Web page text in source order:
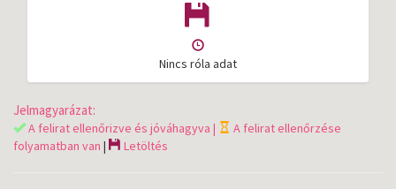
Nincs róla adat
Jelmagyarázat:
A felirat ellenőrizve és jóváhagyva |
A felirat ellenőrzése
folyamatban van | Letöltés